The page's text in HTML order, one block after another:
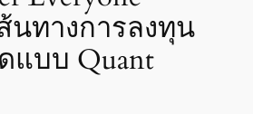
นทางการลงทุน
แบบ Quant